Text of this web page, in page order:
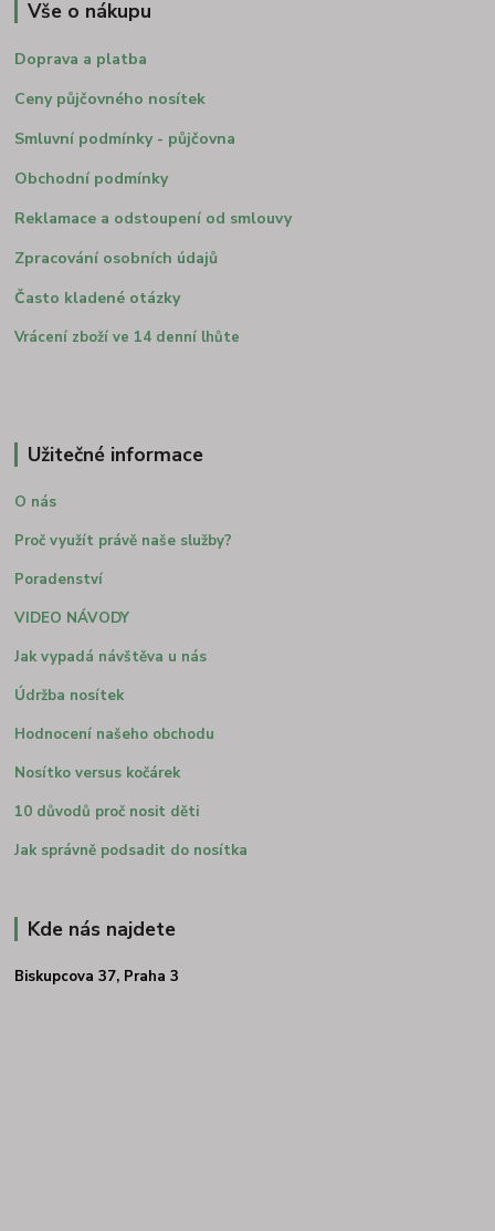
Vše o nákupu
Doprava a platba
Ceny půjčovného nosítek
Smluvní podmínky - půjčovna
Obchodní podmínky
Reklamace a odstoupení od smlouvy
Zpracování osobních údajů
Často kladené otázky
Vrácení zboží ve 14 denní lhůte
Užitečné informace
O nás
Proč využít právě naše služby?
Poradenství
VIDEO NÁVODY
Jak vypadá návštěva u nás
Údržba nosítek
Hodnocení našeho obchodu
Nosítko versus kočárek
10 důvodů proč nosit děti
Jak správně podsadit do nosítka
Kde nás najdete
Biskupcova 37, Praha 3